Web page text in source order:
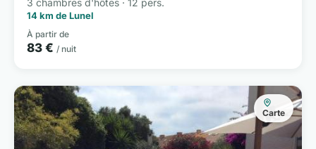
3 chambres d'hôtes · 12 pers.
14 km de Lunel
À partir de
83 € / nuit
Carte